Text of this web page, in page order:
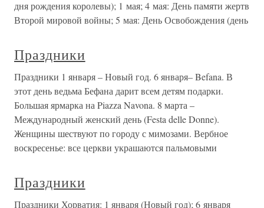
дня рождения королевы); 1 мая; 4 мая: День памяти жертв
Второй мировой войны; 5 мая: День Освобождения (день
Праздники
Праздники 1 января – Новый год. 6 января– Befana. В
этот день ведьма Бефана дарит всем детям подарки.
Большая ярмарка на Piazza Navona. 8 марта –
Международный женский день (Festa delle Donne).
Женщины шествуют по городу с мимозами. Вербное
воскресенье: все церкви украшаются пальмовыми
Праздники
Праздники Хорватия: 1 января (Новый год); 6 января